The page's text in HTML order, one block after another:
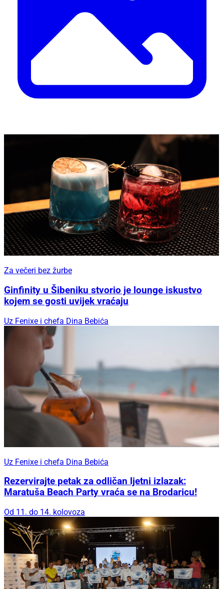
Za večeri bez žurbe
Ginfinity u Šibeniku stvorio je lounge iskustvo
kojem se gosti uvijek vraćaju
Uz Fenixe i chefa Dina Bebića
Uz Fenixe i chefa Dina Bebića
Rezervirajte petak za odličan ljetni izlazak:
Maratuša Beach Party vraća se na Brodaricu!
Od 11. do 14. kolovoza